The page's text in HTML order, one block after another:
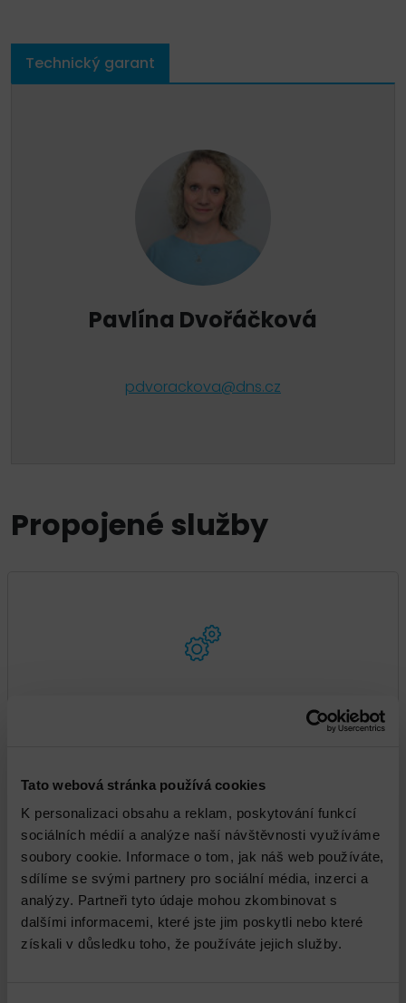
Tato webová stránka používá cookies
K personalizaci obsahu a reklam, poskytování funkcí
sociálních médií a analýze naší návštěvnosti využíváme
soubory cookie. Informace o tom, jak náš web používáte,
sdílíme se svými partnery pro sociální média, inzerci a
analýzy. Partneři tyto údaje mohou zkombinovat s
dalšími informacemi, které jste jim poskytli nebo které
získali v důsledku toho, že používáte jejich služby.
Technický garant
Pavlína Dvořáčková
pdvorackova@dns.cz
Propojené služby
DNS - Konzultační práce – Engineer time
NetIQ Sentinel Instalace a implementace